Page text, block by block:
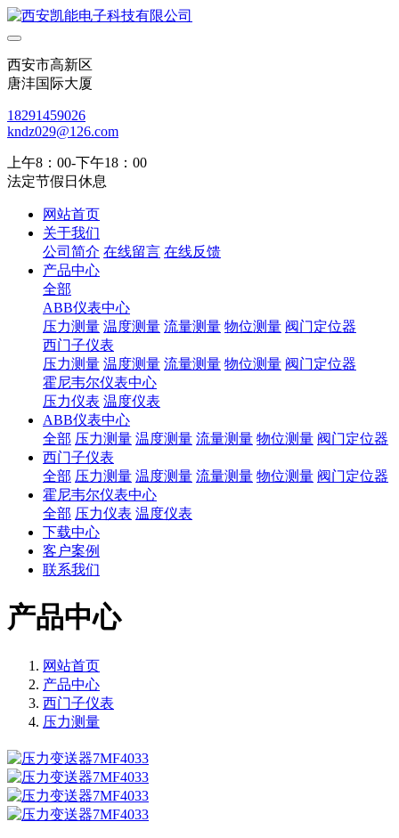
西安市高新区
唐沣国际大厦
18291459026
kndz029@126.com
上午8：00-下午18：00
法定节假日休息
网站首页
关于我们
公司简介 在线留言 在线反馈
产品中心
全部
ABB仪表中心
压力测量 温度测量 流量测量 物位测量 阀门定位器
西门子仪表
压力测量 温度测量 流量测量 物位测量 阀门定位器
霍尼韦尔仪表中心
压力仪表 温度仪表
ABB仪表中心
全部 压力测量 温度测量 流量测量 物位测量 阀门定位器
西门子仪表
全部 压力测量 温度测量 流量测量 物位测量 阀门定位器
霍尼韦尔仪表中心
全部 压力仪表 温度仪表
下载中心
客户案例
联系我们
产品中心
网站首页
产品中心
西门子仪表
压力测量